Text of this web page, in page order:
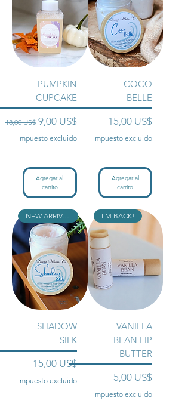
PUMPKIN
CUPCAKE
Precio
18,00 US$ Precio de oferta
9,00 US$
Impuesto excluido
Agregar al
carrito
COCO
BELLE
Precio
15,00 US$
Impuesto excluido
Agregar al
carrito
NEW ARRIVAL!!
SHADOW
SILK
Precio
15,00 US$
Impuesto excluido
I'M BACK!
VANILLA
BEAN LIP
BUTTER
Precio
5,00 US$
Impuesto excluido